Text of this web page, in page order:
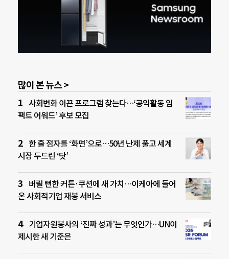
많이 본 뉴스 >
사회변화 이끈 프로그램 찾는다…‘공익활동 임
팩트 어워드’ 후보 모집
한 줄 점자를 ‘화면’으로…50년 난제 풀고 세계
시장 두드린 ‘닷’
버릴 뻔한 커튼·쿠션에 새 가치…이케아에 들어
온 사회적기업 재봉 서비스
기업자원봉사의 ‘진짜 성과’는 무엇인가…UN이
제시한 새 기준은